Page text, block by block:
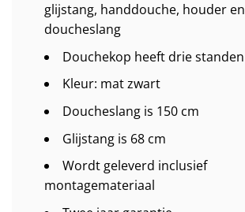
glijstang, handdouche, houder en
doucheslang
Douchekop heeft drie standen
Kleur: mat zwart
Doucheslang is 150 cm
Glijstang is 68 cm
Wordt geleverd inclusief
montagemateriaal